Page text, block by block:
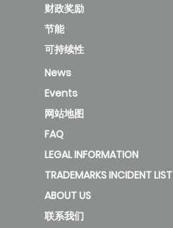
财政奖励
节能
可持续性
News
Events
网站地图
FAQ
LEGAL INFORMATION
TRADEMARKS INCIDENT LIST
ABOUT US
联系我们